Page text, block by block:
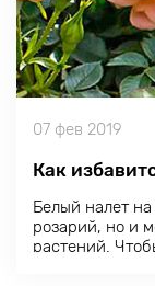
07 фев 2019
Как
Белый налет на
розарий, но и
растений.